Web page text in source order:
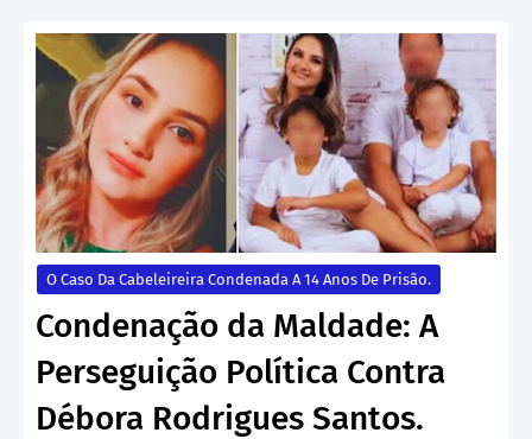
O Caso Da Cabeleireira Condenada A 14 Anos De Prisão.
Condenação da Maldade: A
Perseguição Política Contra
Débora Rodrigues Santos.